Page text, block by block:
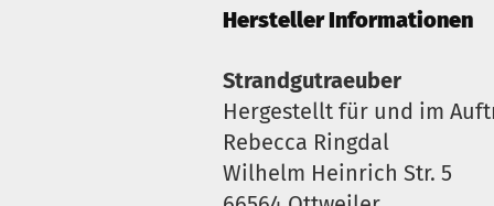
Hersteller Informationen
Strandgutraeuber
Hergestellt für und im
Rebecca Ringdal
Wilhelm Heinrich Str. 5